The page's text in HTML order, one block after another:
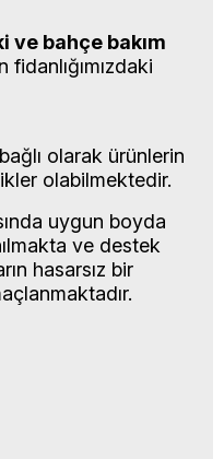
ve bahçe bakım
fidanlığımızdaki
olarak ürünlerin
olabilmektedir.
uygun boyda
ve destek
hasarsız bir